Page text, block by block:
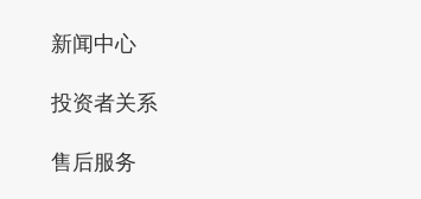
新闻中心
投资者关系
售后服务